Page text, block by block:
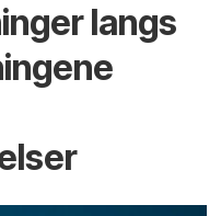
langs